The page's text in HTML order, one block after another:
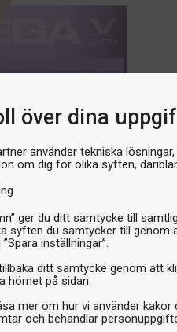
över dina
använder tekniska lösningar,
om dig för olika syften,
ger du ditt samtycke till
syften du samtycker till genom
inställningar”.
ditt samtycke genom att
hörnet på sidan.
mer om hur vi använder kakor